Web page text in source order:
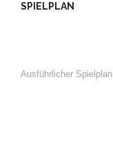
SPIELPLAN
Ausführlicher Spielplan